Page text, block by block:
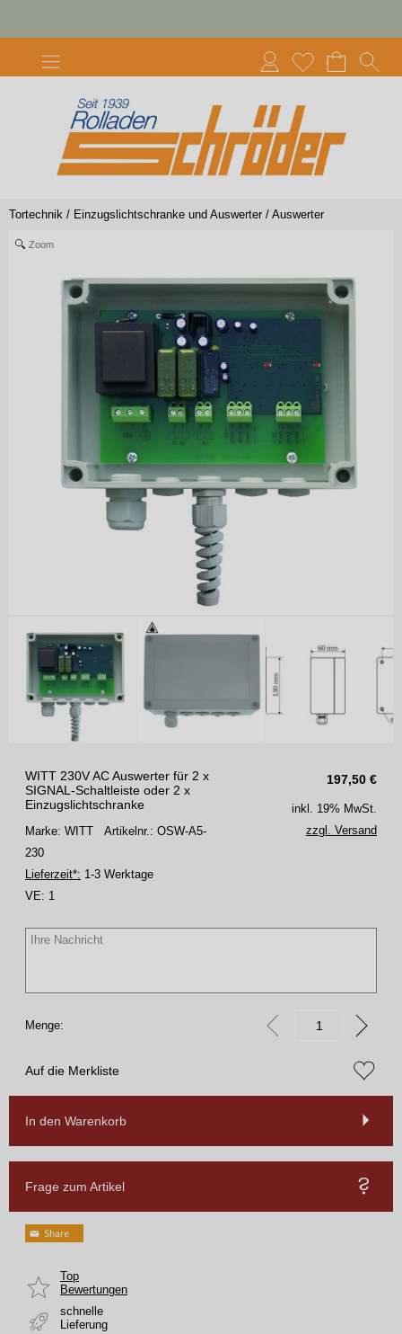
Tortechnik / Einzugslichtschranke und Auswerter / Auswerter
Zoom
197,50 €
WITT 230V AC Auswerter für 2 x
SIGNAL-Schaltleiste oder 2 x
Einzugslichtschranke
Marke: WITT Artikelnr.: OSW-A5-
230
Lieferzeit*: 1-3 Werktage
VE: 1
inkl. 19% MwSt.
zzgl. Versand
Menge:
Auf die Merkliste
In den Warenkorb
Frage zum Artikel
Top
Bewertungen
schnelle
Lieferung